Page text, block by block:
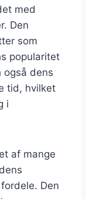
med
Den
som
popularitet
også dens
tid, hvilket
i
af mange
Den